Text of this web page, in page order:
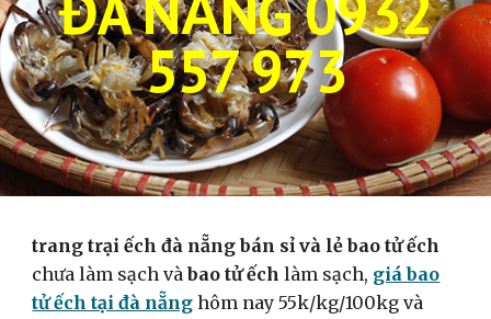
557 973
trang trại ếch đà nẵng bán sỉ và lẻ bao tử ếch
chưa làm sạch vàbao tử ếch làm sạch, giá bao
tử ếch tại đà nẵng hôm nay 55k/kg/100kg và